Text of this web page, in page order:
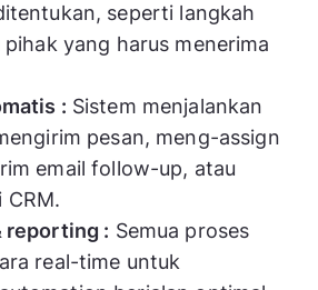
seperti langkah
yang harus menerima
: Sistem menjalankan
pesan, meng-assign
email follow-up, atau
CRM.
reporting : Semua proses
real-time untuk